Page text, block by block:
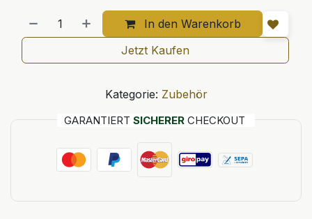
In den Warenkorb
Jetzt Kaufen
Kategorie: Zubehör
GARANTIERT SICHERER CHECKOUT